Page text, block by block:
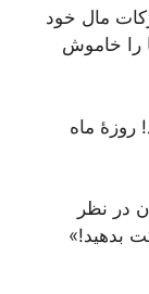
مال خود
را خاموش
روزۀ ماه
در نظر
بدهید!»